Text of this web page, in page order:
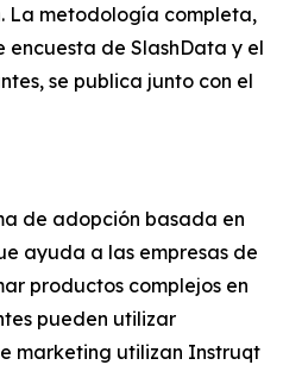
La metodología completa,
encuesta de SlashData y el
se publica junto con el
de adopción basada en
ayuda a las empresas de
productos complejos en
pueden utilizar
marketing utilizan Instruqt